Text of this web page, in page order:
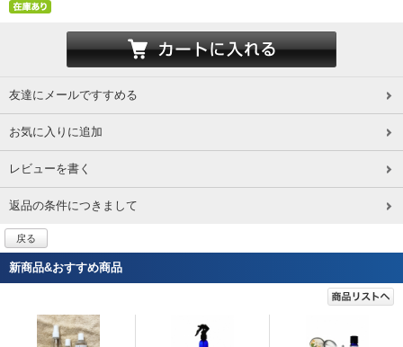
友達にメールですすめる
お気に入りに追加
レビューを書く
返品の条件につきまして
戻る
新商品&おすすめ商品